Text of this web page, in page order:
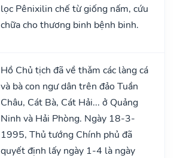
lọc Pênixilin chế từ giống nấm, cứu
chữa cho thương binh bệnh binh.
Hồ Chủ tịch đã về thǎm các làng cá
và bà con ngư dân trên đảo Tuần
Châu, Cát Bà, Cát Hải... ở Quảng
Ninh và Hải Phòng. Ngày 18-3-
1995, Thủ tướng Chính phủ đã
quyết định lấy ngày 1-4 là ngày